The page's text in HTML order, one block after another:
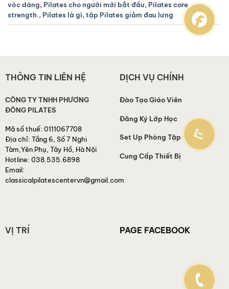
vóc dáng, Pilates cho người mới bắt đầu, Pilates core
strength., Pilates là gì,tập Pilates giảm đau lưng
THÔNG TIN LIÊN HỆ
CÔNG TY TNHH PHƯƠNG
ĐÔNG PILATES
Mã số thuế: 0111067708
Địa chỉ: Tầng 6, Số 7 Nghi
Tàm,Yên Phụ, Tây Hồ, Hà Nội
Hotline: 038.535.6898
Email:
classicalpilatescentervn@gmail.com
DỊCH VỤ CHÍNH
Đào Tạo Giáo Viên
Đăng Ký Lớp Học
Set Up Phòng Tập
Cung Cấp Thiết Bị
VỊ TRÍ PAGE FACEBOOK